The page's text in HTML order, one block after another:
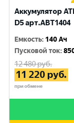
Аккумулятор
D5 арт.ABT1404
Емкость: 140 Ач
Пусковой ток:
12 480руб.
11 220 руб.
при обмене